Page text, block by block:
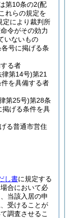
第10条の2(配
れらの規定を
定により裁判所
令がその効力
いないもの
号に掲げる条
る者
第14号)第21
を具備する者
第25号)第28条
掲げる条件を具
る普通市営住
し書に規定する
合において必
当該入居の申
受けることが
調査させるこ